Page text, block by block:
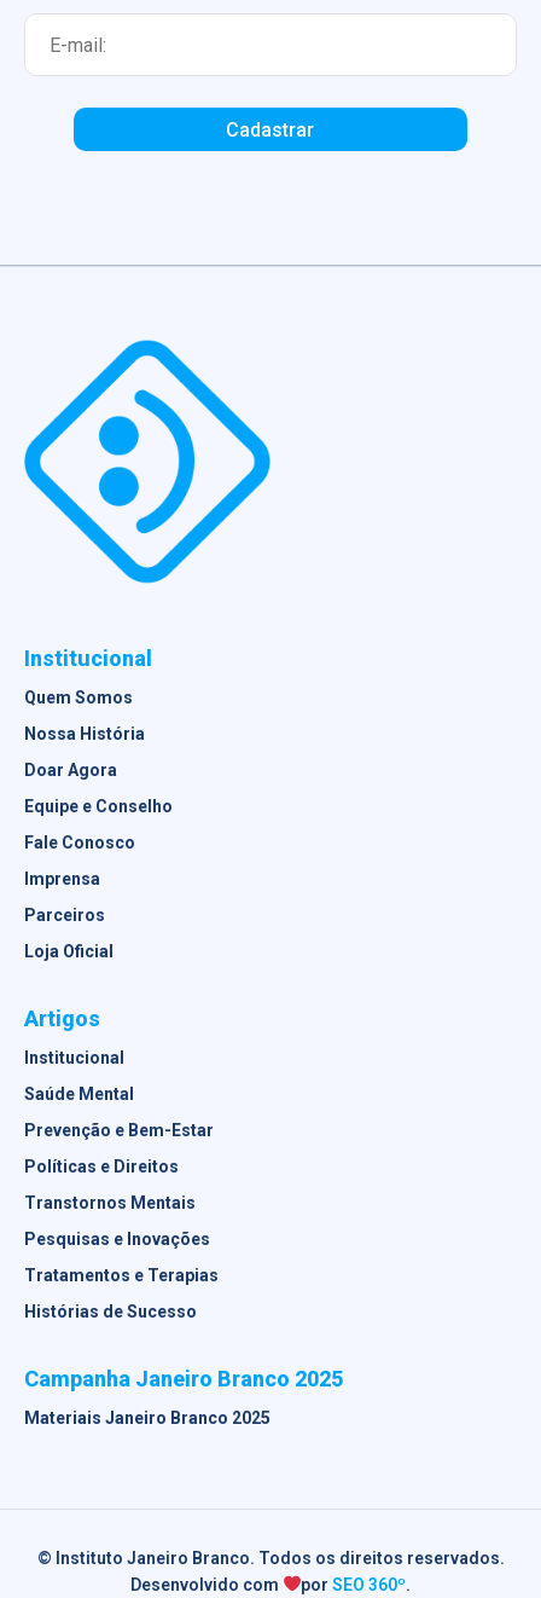
Institucional
Quem Somos
Nossa História
Doar Agora
Equipe e Conselho
Fale Conosco
Imprensa
Parceiros
Loja Oficial
Artigos
Institucional
Saúde Mental
Prevenção e Bem-Estar
Políticas e Direitos
Transtornos Mentais
Pesquisas e Inovações
Tratamentos e Terapias
Histórias de Sucesso
Campanha Janeiro Branco 2025
Materiais Janeiro Branco 2025
© Instituto Janeiro Branco. Todos os direitos reservados.
Desenvolvido com
porSEO 360º.